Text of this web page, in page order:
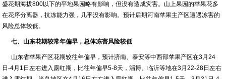
盛花期海拔800以下的平地果园略有影响，但没有造成灾害。山上果园的苹果花多
在花序分离器，抗冻能力强，几乎没有影响。预计后期河南苹果主产区遭遇冻害的
风险总体较低。
七、山东花期较常年偏早，总体冻害风险较低
山东省苹果产区花期较往年偏早，预计济南、泰安等中西部苹果产区在3月24
日-4月1日左右进入露红期，比往年偏早5-8天，淄博、临沂等地在3月22-28日左右